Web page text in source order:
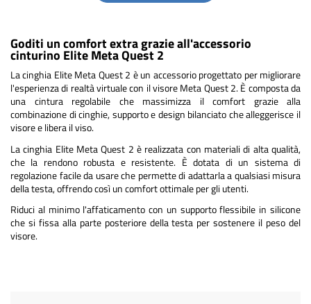
Goditi un comfort extra grazie all'accessorio
cinturino Elite Meta Quest 2
La cinghia Elite Meta Quest 2 è un accessorio progettato per migliorare
l'esperienza di realtà virtuale con il visore Meta Quest 2. È composta da
una cintura regolabile che massimizza il comfort grazie alla
combinazione di cinghie, supporto e design bilanciato che alleggerisce il
visore e libera il viso.
La cinghia Elite Meta Quest 2 è realizzata con materiali di alta qualità,
che la rendono robusta e resistente. È dotata di un sistema di
regolazione facile da usare che permette di adattarla a qualsiasi misura
della testa, offrendo così un comfort ottimale per gli utenti.
Riduci al minimo l'affaticamento con un supporto flessibile in silicone
che si fissa alla parte posteriore della testa per sostenere il peso del
visore.